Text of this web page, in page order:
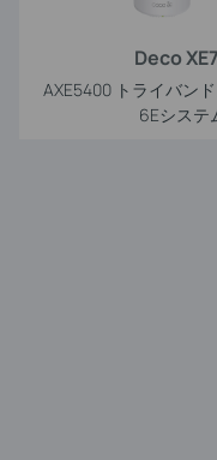
Deco
AXE5400 トライバン
6Eシステ